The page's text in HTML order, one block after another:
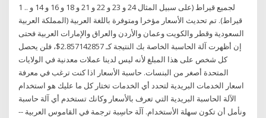
لجميع قيراط (على سبيل المثال 24 و 23 و 22 و 21 و 18 و 16 و 14 و .. 1
قيراط). تم تحديث الأسعار مؤخرا ومتوفرة باللغة العربية (المملكة العربية
السعودية وقطر والكويت وعمان والأردن والعراق والإمارات العربية فحتى
إن أظهرت آلة الحاسبة الخاصة بك النتيجة كـ 2.857142857$، فلن يحصل
كل شخص على هذا المبلغ لأنه ليس لدينا عملات معدنية في الولايات
المتحدة أصغر من البنسات. حاسبة الأسعار اذا كنت ترغب في معرفة
اسعار الخدمات البريدية لتحدد أي الخدمات تختار كل ما عليك هو استخدام
الآلة الحاسبة البريدية التي تعرف بالأسعار وكانك تستخدم أي آلة حاسبة
ونأمل أن تكون سهلة الأستخدام. آلَة حاسِبة ترجمة في القاموس العربية --